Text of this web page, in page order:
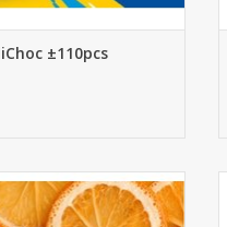
±110pcs
séchées 200g
AU PANIER